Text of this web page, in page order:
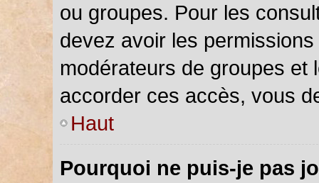
ou groupes. Pour les
devez avoir les
modérateurs de groupes et
accorder ces accès, vous
Haut
Pourquoi ne puis-je pas